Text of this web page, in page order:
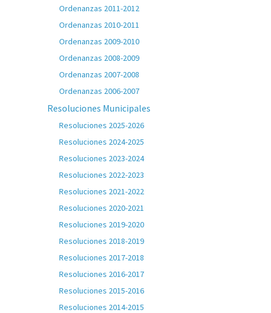
Ordenanzas 2011-2012
Ordenanzas 2010-2011
Ordenanzas 2009-2010
Ordenanzas 2008-2009
Ordenanzas 2007-2008
Ordenanzas 2006-2007
Resoluciones Municipales
Resoluciones 2025-2026
Resoluciones 2024-2025
Resoluciones 2023-2024
Resoluciones 2022-2023
Resoluciones 2021-2022
Resoluciones 2020-2021
Resoluciones 2019-2020
Resoluciones 2018-2019
Resoluciones 2017-2018
Resoluciones 2016-2017
Resoluciones 2015-2016
Resoluciones 2014-2015